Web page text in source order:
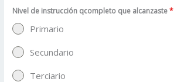
Nivel de instrucción qcompleto que alcanzaste*
Primario
Secundario
Terciario